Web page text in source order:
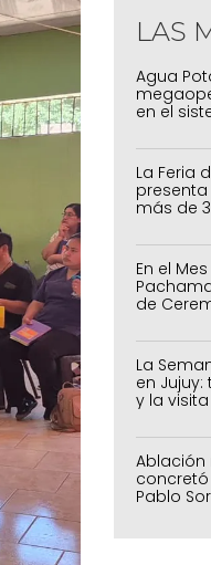
LAS
Agua
en el
La Feria
más de
En el
de
capital
La
en
y la
Ablación
concretó
Pablo